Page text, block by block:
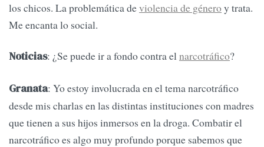
los chicos. La problemática deviolencia de géneroy trata.
Me encanta lo social.
Noticias: ¿Se puede ir a fondo contra elnarcotráfico?
Granata: Yo estoy involucrada en el tema narcotráfico
desde mis charlas en las distintas instituciones con madres
que tienen a sus hijos inmersos en la droga. Combatir el
narcotráfico es algo muy profundo porque sabemos que